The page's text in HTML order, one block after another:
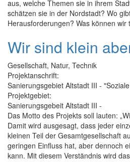
aus, welche Themen sie in ihrem
schätzen sie in der Nordstadt? Wo
Herausforderungen? Was können wir
Wir sind klein
Gesellschaft, Natur, Technik
Projektanschrift:
Sanierungsgebiet Altstadt III -
Projektgebiet:
Sanierungsgebeit Altstadt III -
Das Motto des Projekts soll lauten:
Damit wird ausgesagt, dass jeder
kleinen Teil der Gesamtgesellschaft
geringen Einfluss hat, aber dennoch
kann. Mit diesem Verständnis wird